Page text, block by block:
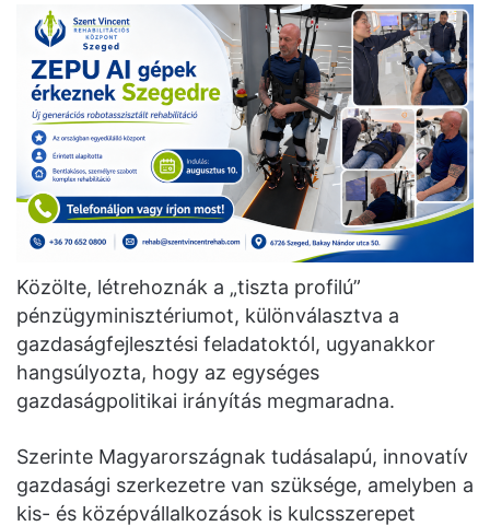
Közölte, létrehoznák a „tiszta profilú”
pénzügyminisztériumot, különválasztva a
gazdaságfejlesztési feladatoktól, ugyanakkor
hangsúlyozta, hogy az egységes
gazdaságpolitikai irányítás megmaradna.
Szerinte Magyarországnak tudásalapú, innovatív
gazdasági szerkezetre van szüksége, amelyben a
kis- és középvállalkozások is kulcsszerepet